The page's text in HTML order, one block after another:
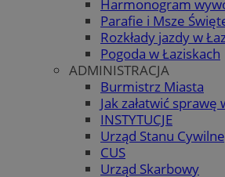
Harmonogram
Parafie i Msze
Rozkłady jazdy w
Pogoda w Łaziskach
ADMINISTRACJA
Burmistrz Miasta
Jak załatwić
INSTYTUCJE
Urząd Stanu
CUS
Urząd Skarbowy